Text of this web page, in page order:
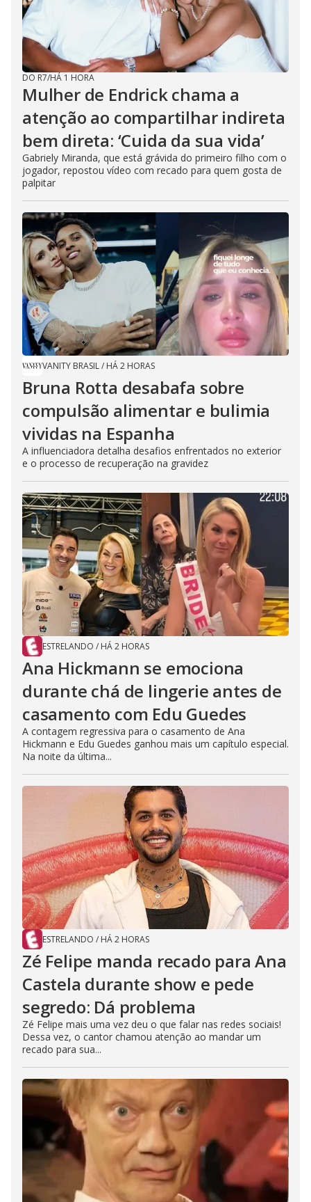
DO R7/HÁ 1 HORA
Mulher de Endrick chama a
atenção ao compartilhar indireta
bem direta: ‘Cuida da sua vida’
Gabriely Miranda, que está grávida do primeiro filho com o
jogador, repostou vídeo com recado para quem gosta de
palpitar
VANITY BRASIL/ HÁ 2 HORAS
Bruna Rotta desabafa sobre
compulsão alimentar e bulimia
vividas na Espanha
A influenciadora detalha desafios enfrentados no exterior
e o processo de recuperação na gravidez
ESTRELANDO / HÁ 2 HORAS
Ana Hickmann se emociona
durante chá de lingerie antes de
casamento com Edu Guedes
A contagem regressiva para o casamento de Ana
Hickmann e Edu Guedes ganhou mais um capítulo especial.
Na noite da última...
ESTRELANDO / HÁ 2 HORAS
Zé Felipe manda recado para Ana
Castela durante show e pede
segredo: Dá problema
Zé Felipe mais uma vez deu o que falar nas redes sociais!
Dessa vez, o cantor chamou atenção ao mandar um
recado para sua...